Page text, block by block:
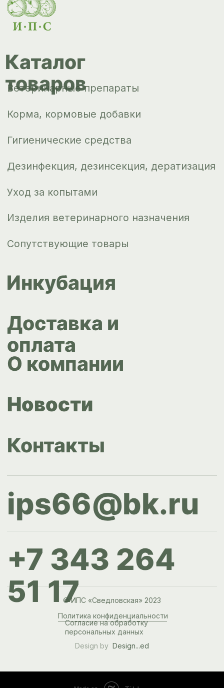
ips66@bk.ru
+7 343 264
51 17
Инкубация
Доставка и
оплата
О компании
Контакты
Уход за копытами
Изделия ветеринарного назначения
Согласие на обработку
персональных данных
Новости